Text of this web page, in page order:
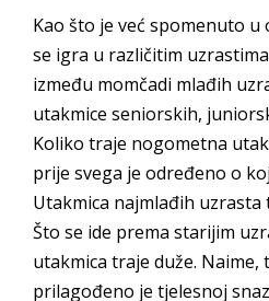
Kao što je već spomenuto
se igra u različitim
između momčadi mlađih
utakmice seniorskih,
Koliko traje nogometna
prije svega je određeno o
Utakmica najmlađih uzrasta
Što se ide prema starijim
utakmica traje duže. Naime,
prilagođeno je tjelesnoj